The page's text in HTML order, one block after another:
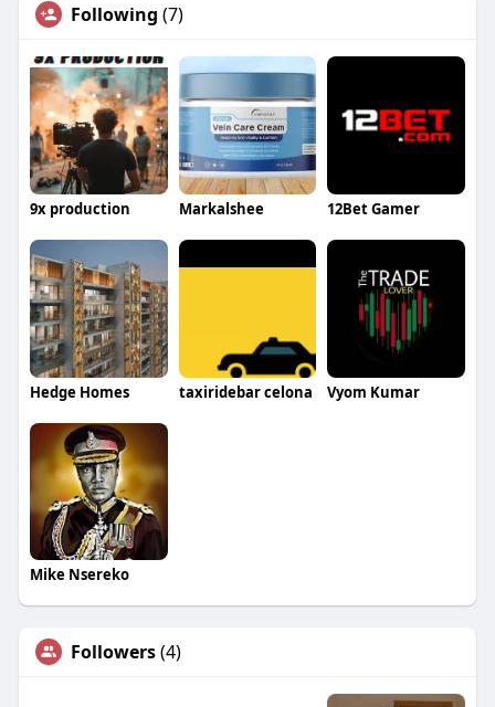
Following (7)
9x production Markalshee 12Bet Gamer
Hedge Homes taxiridebar celona Vyom Kumar
Mike Nsereko
Followers(4)